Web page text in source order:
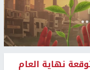
نهاية العام